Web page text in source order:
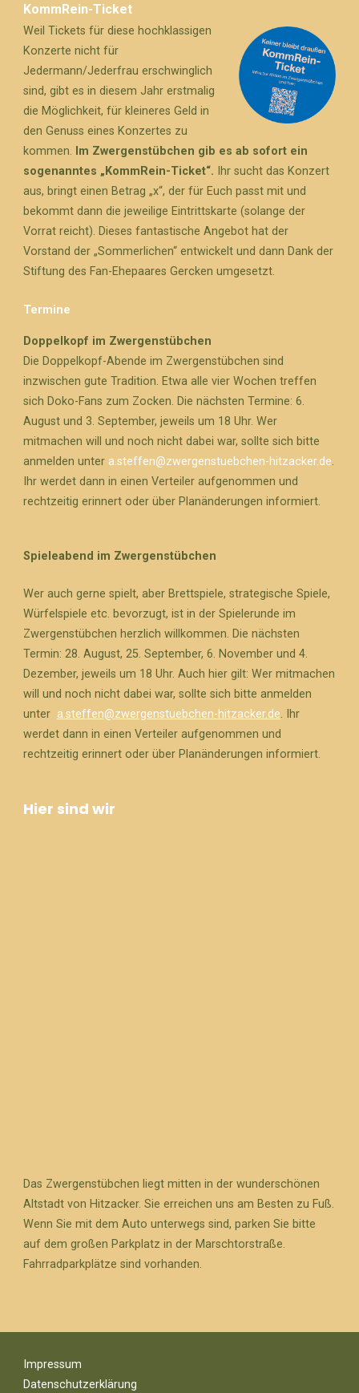
KommRein-Ticket
Weil Tickets für diese hochklassigen
Konzerte nicht für
Jedermann/Jederfrau erschwinglich
sind, gibt es in diesem Jahr erstmalig
die Möglichkeit, für kleineres Geld in
den Genuss eines Konzertes zu
kommen. Im Zwergenstübchen gib es ab sofort ein
sogenanntes „KommRein-Ticket“.
Ihr sucht das Konzert
aus, bringt einen Betrag „x“, der für Euch passt mit und
bekommt dann die jeweilige Eintrittskarte (solange der
Vorrat reicht). Dieses fantastische Angebot hat der
Vorstand der „Sommerlichen“ entwickelt und dann Dank der
Stiftung des Fan-Ehepaares Gercken umgesetzt.
Termine
Doppelkopf im Zwergenstübchen
Die Doppelkopf-Abende im Zwergenstübchen sind
inzwischen gute Tradition. Etwa alle vier Wochen treffen
sich Doko-Fans zum Zocken. Die nächsten Termine: 6.
August und 3. September, jeweils um 18 Uhr. Wer
mitmachen will und noch nicht dabei war, sollte sich bitte
anmelden unter a.steffen@zwergenstuebchen-hitzacker.de.
Ihr werdet dann in einen Verteiler aufgenommen und
rechtzeitig erinnert oder über Planänderungen informiert.
Spieleabend im Zwergenstübchen
Wer auch gerne spielt, aber Brettspiele, strategische Spiele,
Würfelspiele etc. bevorzugt, ist in der Spielerunde im
Zwergenstübchen herzlich willkommen. Die nächsten
Termin: 28. August, 25. September, 6. November und 4.
Dezember, jeweils um 18 Uhr. Auch hier gilt: Wer mitmachen
will und noch nicht dabei war, sollte sich bitte anmelden
unter a.steffen@zwergenstuebchen-hitzacker.de. Ihr
werdet dann in einen Verteiler aufgenommen und
rechtzeitig erinnert oder über Planänderungen informiert.
Hier sind wir
Das Zwergenstübchen liegt mitten in der wunderschönen
Altstadt von Hitzacker. Sie erreichen uns am Besten zu Fuß.
Wenn Sie mit dem Auto unterwegs sind, parken Sie bitte
auf dem großen Parkplatz in der Marschtorstraße.
Fahrradparkplätze sind vorhanden.
Impressum
Datenschutzerklärung